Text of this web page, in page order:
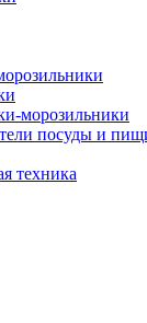
морозильники
посуды и
техника